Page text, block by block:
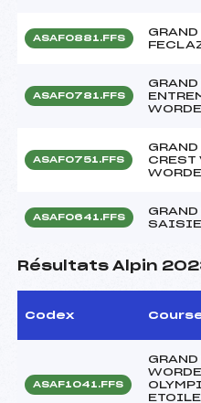
ASAF0881.FFS
ASAF0781.FFS
ASAF0751.FFS
CREST
ASAF0641.FFS
SAISIE
Résultats Alpin
Codex
ASAF1041.FFS